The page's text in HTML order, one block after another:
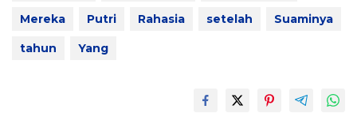
Mereka Putri Rahasia setelah Suaminya
tahun Yang